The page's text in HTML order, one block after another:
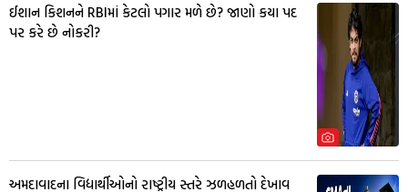
ઈશાન કિશનને RBIમાં કેટલો પગાર મળે છે? જાણો કયા પદ
પર કરે છે નોકરી?
અમદાવાદના વિદ્યાર્થીઓનો રાષ્ટ્રીય સ્તરે ઝળહળતો દેખાવ